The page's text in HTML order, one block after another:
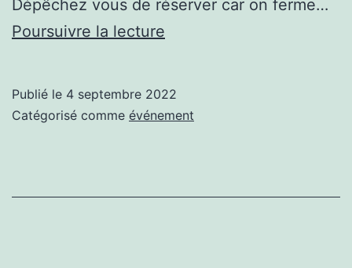
Dépêchez vous de réserver car on ferme…
Poursuivre la lecture
la
Publié le 4 septembre 2022
Catégorisé comme événement